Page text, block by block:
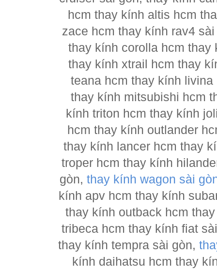
hcm thay kính altis hcm
zace hcm thay kính rav4
thay kính corolla hcm
thay kính xtrail hcm thay
teana hcm thay kính
thay kính mitsubishi hcm
kính triton hcm thay kính
hcm thay kính outlander
thay kính lancer hcm thay
troper hcm thay kính
gòn, thay kính wagon sài
kính apv hcm thay kính
thay kính outback hcm
tribeca hcm thay kính fiat
thay kính tempra sài gòn,
kính daihatsu hcm thay